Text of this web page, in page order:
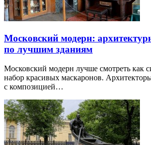
Московский модерн:
по лучшим зданиям
Московский модерн лучше смотреть как
набор красивых маскаронов.
с композицией…